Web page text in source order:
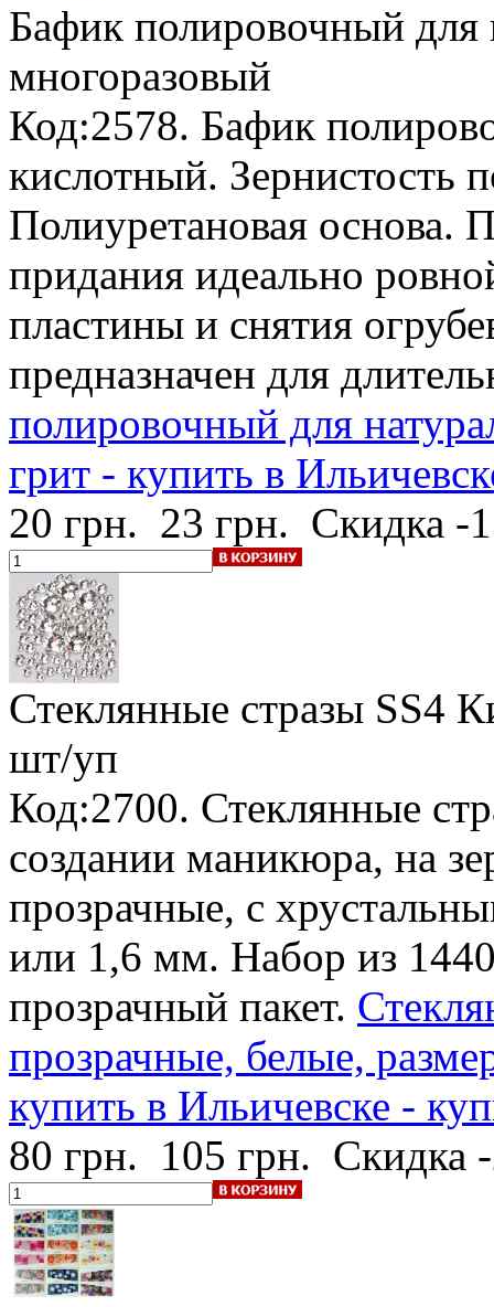
Бафик полировочный для
многоразовый
Код:2578. Бафик
кислотный. Зернистость
Полиуретановая основа.
придания идеально
пластины и снятия
предназначен для
полировочный для
грит - купить в
20 грн. 23 грн. Скидка -
Стеклянные стразы SS4
шт/уп
Код:2700. Стеклянные
создании маникюра, на
прозрачные, с
или 1,6 мм. Набор из
прозрачный пакет.
прозрачные, белые,
купить в Ильичевске -
80 грн. 105 грн. Скидка